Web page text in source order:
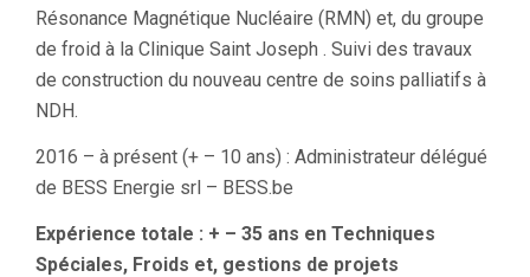
Résonance Magnétique Nucléaire (RMN) et, du groupe
de froid à la Clinique Saint Joseph . Suivi des travaux
de construction du nouveau centre de soins palliatifs à
NDH.
2016 – à présent (+ – 10 ans) : Administrateur délégué
de BESS Energie srl – BESS.be
Expérience totale : + – 35 ans en Techniques
Spéciales, Froids et, gestions de projets